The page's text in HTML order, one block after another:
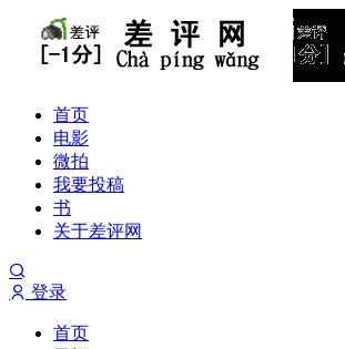
首页
电影
微拍
我要投稿
书
关于差评网
登录
首页